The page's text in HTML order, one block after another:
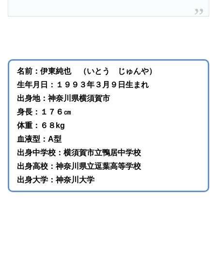
名前：伊東純也 （いとう じゅんや）
生年月日：１９９３年３月９日生まれ
出身地：神奈川県横須賀市
身長：１７６㎝
体重：６８kg
血液型：A型
出身中学校：横須賀市立鴨居中学校
出身高校：神奈川県立逗葉高等学校
出身大学：神奈川大学